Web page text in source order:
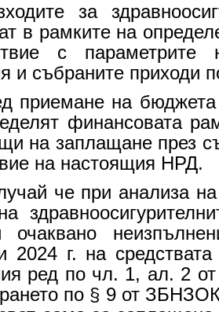
за
в рамките на
с параметрите
и събраните приходи
приемане на
финансовата
на заплащане през
на настоящия НРД.
че при анализа
очаквано
2024 г. на
ред по чл. 1, ал. 2
по § 9 от ЗБНЗОК